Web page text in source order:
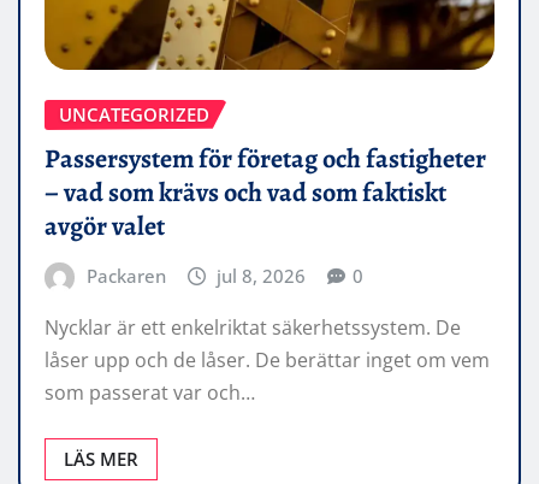
UNCATEGORIZED
Passersystem för företag och fastigheter
– vad som krävs och vad som faktiskt
avgör valet
Packaren jul 8, 2026 0
Nycklar är ett enkelriktat säkerhetssystem. De
låser upp och de låser. De berättar inget om vem
som passerat var och…
LÄS MER